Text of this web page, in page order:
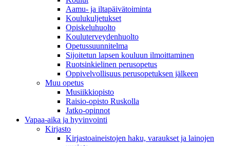
Aamu- ja iltapäivätoiminta
Koulukuljetukset
Opiskeluhuolto
Kouluterveydenhuolto
Opetussuunnitelma
Sijoitetun lapsen kouluun ilmoittaminen
Ruotsinkielinen perusopetus
Oppivelvollisuus perusopetuksen jälkeen
Muu opetus
Musiikkiopisto
Raisio-opisto Ruskolla
Jatko-opinnot
Vapaa-aika ja hyvinvointi
Kirjasto
Kirjastoaineistojen haku, varaukset ja lainojen